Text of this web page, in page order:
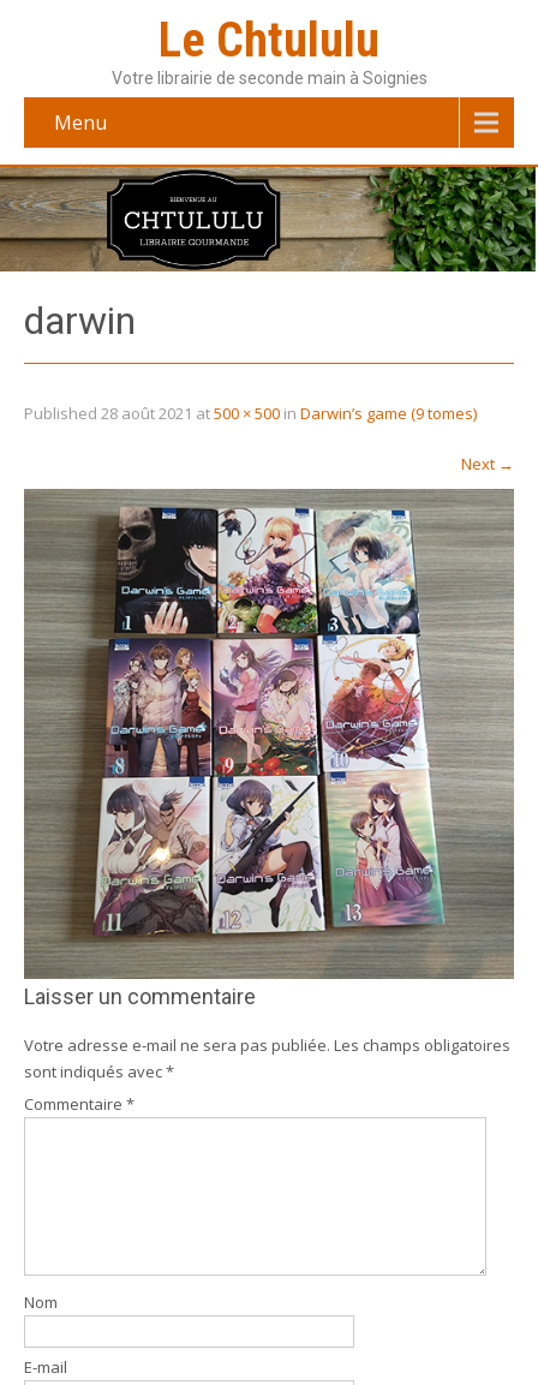
Le Chtululu
Votre librairie de seconde main à Soignies
Menu
darwin
Published 28 août 2021 at500 × 500 in Darwin’s game (9 tomes)
Next →
Laisser un commentaire
Votre adresse e-mail ne sera pas publiée. Les champs obligatoires
sont indiqués avec*
Commentaire *
Nom
E-mail